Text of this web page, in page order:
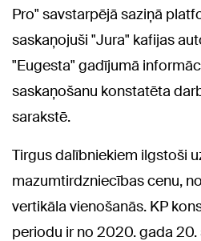
Pro" savstarpējā saziņā
saskaņojuši "Jura" kafijas
"Eugesta" gadījumā
saskaņošanu konstatēta
sarakstē.
Tirgus dalībniekiem ilgstoši
mazumtirdzniecības cenu,
vertikāla vienošanās. KP
periodu ir no 2020. gada